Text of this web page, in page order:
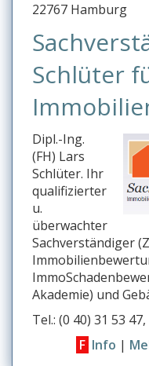
i
j
k
n
o
p
q
r
s
22767 Hamburg
Schlüter
Dipl.-Ing.
(FH) Lars
Schlüter. Ihr
qualifizierter
u.
überwachter
Sachverständiger
Akademie) und
Tel.: (0 40) 31 53
F Info |